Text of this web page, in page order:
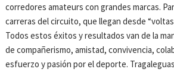
corredores amateurs con grandes marcas.
carreras del circuito, que llegan desde
Todos estos éxitos y resultados van de la
de compañerismo, amistad, convivencia,
esfuerzo y pasión por el deporte.